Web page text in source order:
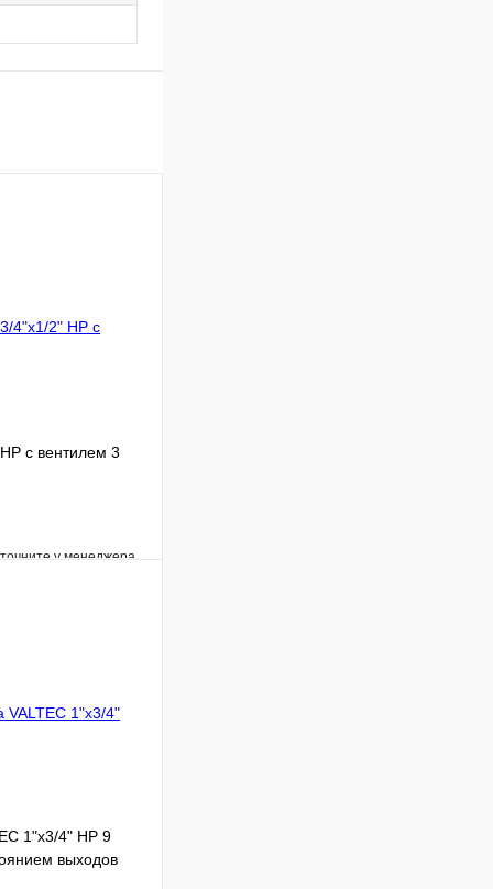
с вентилем 3
у менеджера
1"х3/4" НР 9
выходов